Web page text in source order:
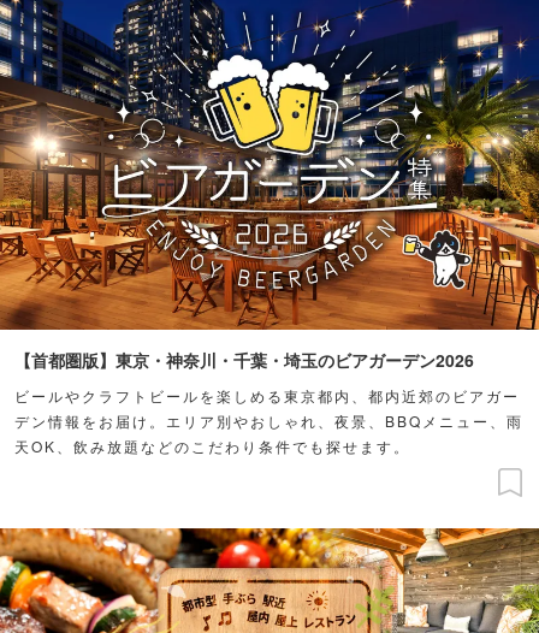
【首都圏版】東京・神奈川・千葉・埼玉のビアガーデン2026
ビールやクラフトビールを楽しめる東京都内、都内近郊のビアガー
デン情報をお届け。エリア別やおしゃれ、夜景、BBQメニュー、雨
天OK、飲み放題などのこだわり条件でも探せます。